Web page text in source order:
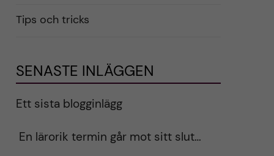
Tips och tricks
SENASTE INLÄGGEN
Ett sista blogginlägg
En lärorik termin går mot sitt slut…